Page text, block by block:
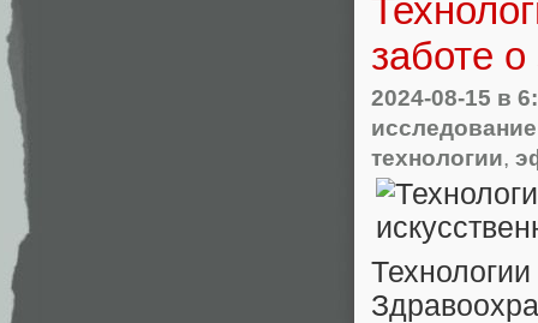
заботе
2024-08-15 в
технологии,